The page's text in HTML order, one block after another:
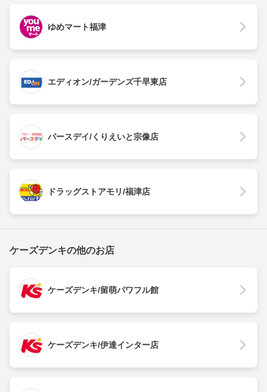
ゆめマート福津
エディオン/ガーデンズ千早東店
バースデイ/くりえいと宗像店
ドラッグストアモリ/福津店
ケーズデンキの他のお店
ケーズデンキ/留萌パワフル館
ケーズデンキ/伊達インター店